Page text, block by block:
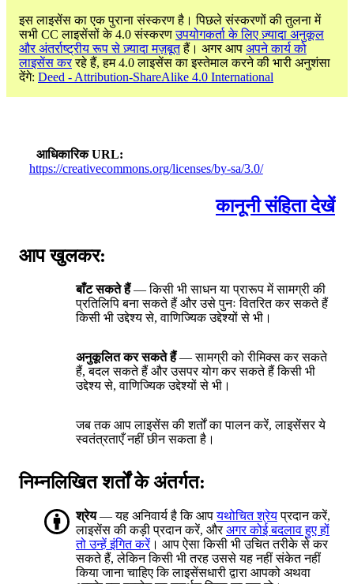
इस लाइसेंस का एक पुराना संस्करण है। पिछले संस्करणों की तुलना में
सभी CC लाइसेंसों के 4.0 संस्करणउपयोगकर्ता के लिए ज़्यादा अनुकूल
और अंतर्राष्ट्रीय रूप से ज़्यादा मज़बूतहैं। अगर आप अपने कार्य को
लाइसेंस कररहे हैं, हम 4.0 लाइसेंस का इस्तेमाल करने की भारी अनुशंसा
देंगे: Deed - Attribution-ShareAlike 4.0 International
आधिकारिक URL
https://creativecommons.org/licenses/by-sa/3.0/
कानूनी संहिता देखें
आप खुलकर:
बाँट सकते हैं— किसी भी साधन या प्रारूप में सामग्री की
प्रतिलिपि बना सकते हैं और उसे पुनः वितरित कर सकते हैं
किसी भी उद्देश्य से, वाणिज्यिक उद्देश्यों से भी।
अनुकूलित कर सकते हैं— सामग्री को रीमिक्स कर सकते
हैं, बदल सकते हैं और उसपर योग कर सकते हैं किसी भी
उद्देश्य से, वाणिज्यिक उद्देश्यों से भी।
जब तक आप लाइसेंस की शर्तों का पालन करें, लाइसेंसर ये
स्वतंत्रताएँ नहीं छीन सकता है।
निम्नलिखित शर्तों के अंतर्गत:
श्रेय— यह अनिवार्य है कि आपयथोचित श्रेयप्रदान करें,
लाइसेंस की कड़ी प्रदान करें, औरअगर कोई बदलाव हुए हों
तो उन्हें इंगित करें। आप ऐसा किसी भी उचित तरीके से कर
सकते हैं, लेकिन किसी भी तरह उससे यह नहीं संकेत नहीं
किया जाना चाहिए कि लाइसेंसधारी द्वारा आपको अथवा